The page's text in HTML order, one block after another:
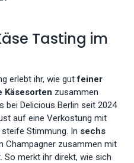
Tasting im
erlebt ihr, wie gutfeiner
Käsesorten zusammen
bei Delicious Berlin seit 2024
auf eine Verkostung mit
Stimmung. In sechs
Champagner zusammen mit
So merkt ihr direkt, wie sich